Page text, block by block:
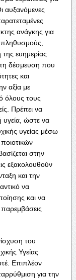
αυξανόμενες
ανάγκης για
ευημερίας
τη δέσμευση που
και
αξία με
όλους τους
Πρέπει να
υγεία, ώστε να
υγείας μέσω
στην
εξακολουθούν
και την
να
και να
του
Υγείας
Επιπλέον
για την